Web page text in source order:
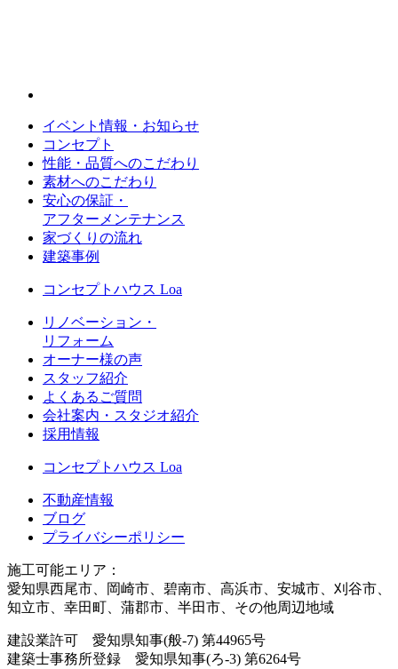
イベント情報・お知らせ
コンセプト
性能・品質へのこだわり
素材へのこだわり
安心の保証・
アフターメンテナンス
家づくりの流れ
建築事例
コンセプトハウス Loa
リノベーション・
リフォーム
オーナー様の声
スタッフ紹介
よくあるご質問
会社案内・スタジオ紹介
採用情報
コンセプトハウス Loa
不動産情報
ブログ
プライバシーポリシー
施工可能エリア：
愛知県西尾市、岡崎市、碧南市、高浜市、安城市、刈谷市、
知立市、幸田町、蒲郡市、半田市、その他周辺地域
建設業許可 愛知県知事(般-7) 第44965号
建築士事務所登録 愛知県知事(ろ-3) 第6264号